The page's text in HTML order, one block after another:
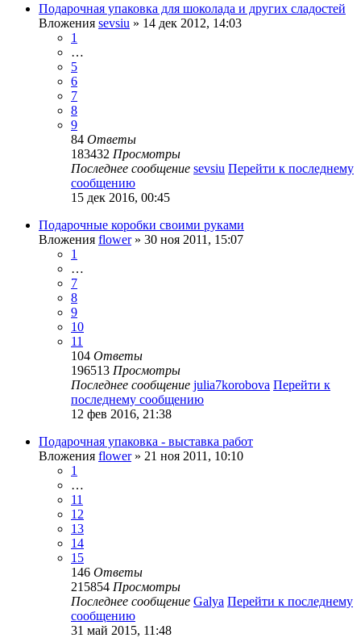
Подарочная упаковка для шоколада и других сладостей
Вложения sevsiu » 14 дек 2012, 14:03
1
…
5
6
7
8
9
84 Ответы
183432 Просмотры
Последнее сообщение sevsiu Перейти к последнему
сообщению
15 дек 2016, 00:45
Подарочные коробки своими руками
Вложения flower» 30 ноя 2011, 15:07
1
…
7
8
9
10
11
104 Ответы
196513 Просмотры
Последнее сообщение julia7korobova Перейти к
последнему сообщению
12 фев 2016, 21:38
Подарочная упаковка - выставка работ
Вложения flower» 21 ноя 2011, 10:10
1
…
11
12
13
14
15
146 Ответы
215854 Просмотры
Последнее сообщение Galya Перейти к последнему
сообщению
31 май 2015, 11:48